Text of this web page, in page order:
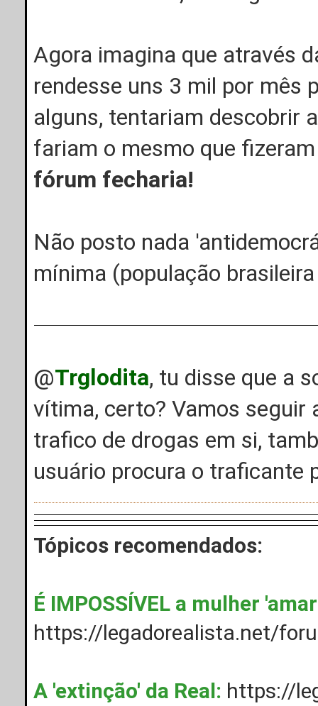
Agora imagina que através
rendesse uns 3 mil por mês
alguns, tentariam descobrir
fariam o mesmo que
fórum fecharia!
Não posto nada
mínima (população
@Trglodita, tu disse que a
vítima, certo? Vamos seguir
trafico de drogas em si,
usuário procura o traficante
Tópicos recomendados:
É IMPOSSÍVEL a mulher
https://legadorealista.net/
A 'extinção' da Real: https://